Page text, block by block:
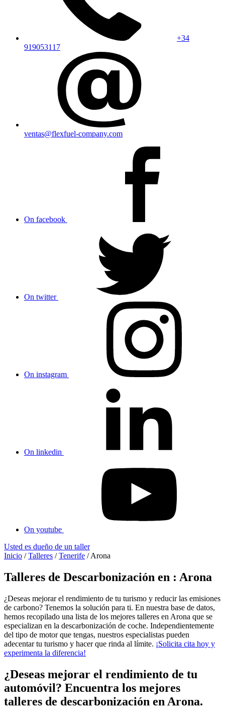
+34
919053117
ventas@flexfuel-company.com
On facebook
On twitter
On instagram
On linkedin
On youtube
Usted es dueño de un taller
Inicio /Talleres /Tenerife /Arona
Talleres de Descarbonización en : Arona
¿Deseas mejorar el rendimiento de tu turismo y reducir las emisiones
de carbono? Tenemos la solución para ti. En nuestra base de datos,
hemos recopilado una lista de los mejores talleres en Arona que se
especializan en la descarbonización de coche. Independientemente
del tipo de motor que tengas, nuestros especialistas pueden
adecentar tu turismo y hacer que rinda al límite. ¡Solicita cita hoy y
experimenta la diferencia!
¿Deseas mejorar el rendimiento de tu
automóvil? Encuentra los mejores
talleres de descarbonización en Arona.